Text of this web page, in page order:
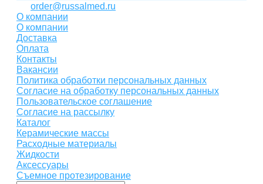
order@russalmed.ru
О компании
О компании
Доставка
Оплата
Контакты
Вакансии
Политика обработки персональных данных
Согласие на обработку персональных данных
Пользовательское соглашение
Согласие на рассылку
Каталог
Керамические массы
Расходные материалы
Жидкости
Аксессуары
Съемное протезирование